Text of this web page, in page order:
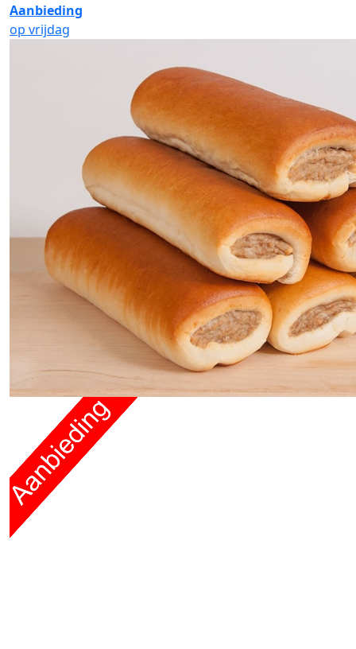
Aanbieding
op vrijdag